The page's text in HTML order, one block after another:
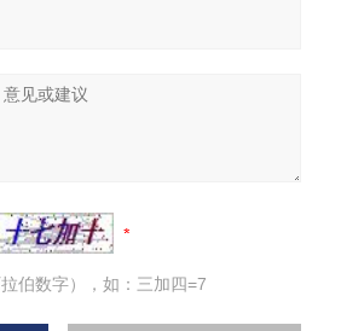
伯数字），如：三加四=7